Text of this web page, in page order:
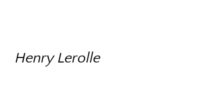
Henry Lerolle